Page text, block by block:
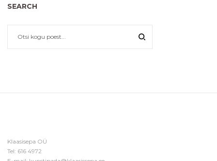
SEARCH
Klaasisepa OÜ
Tel: 616 4972